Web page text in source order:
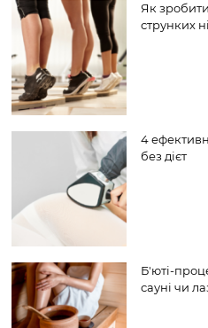
Як
струнких
4
без дієт
Б'юті-
сауні чи